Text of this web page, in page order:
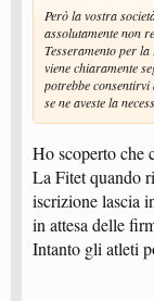
Però la vostra
assolutamente non
Tesseramento per
viene chiaramente
potrebbe
se ne aveste la
Ho scoperto che
La Fitet quando
iscrizione lascia
in attesa delle
Intanto gli atleti